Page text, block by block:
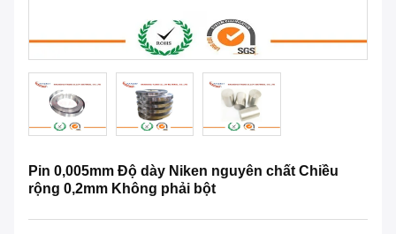
Pin 0,005mm Độ dày Niken nguyên chất Chiều
rộng 0,2mm Không phải bột